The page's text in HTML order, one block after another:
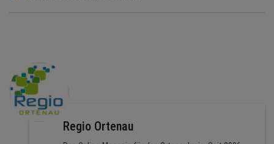
Regio Ortenau